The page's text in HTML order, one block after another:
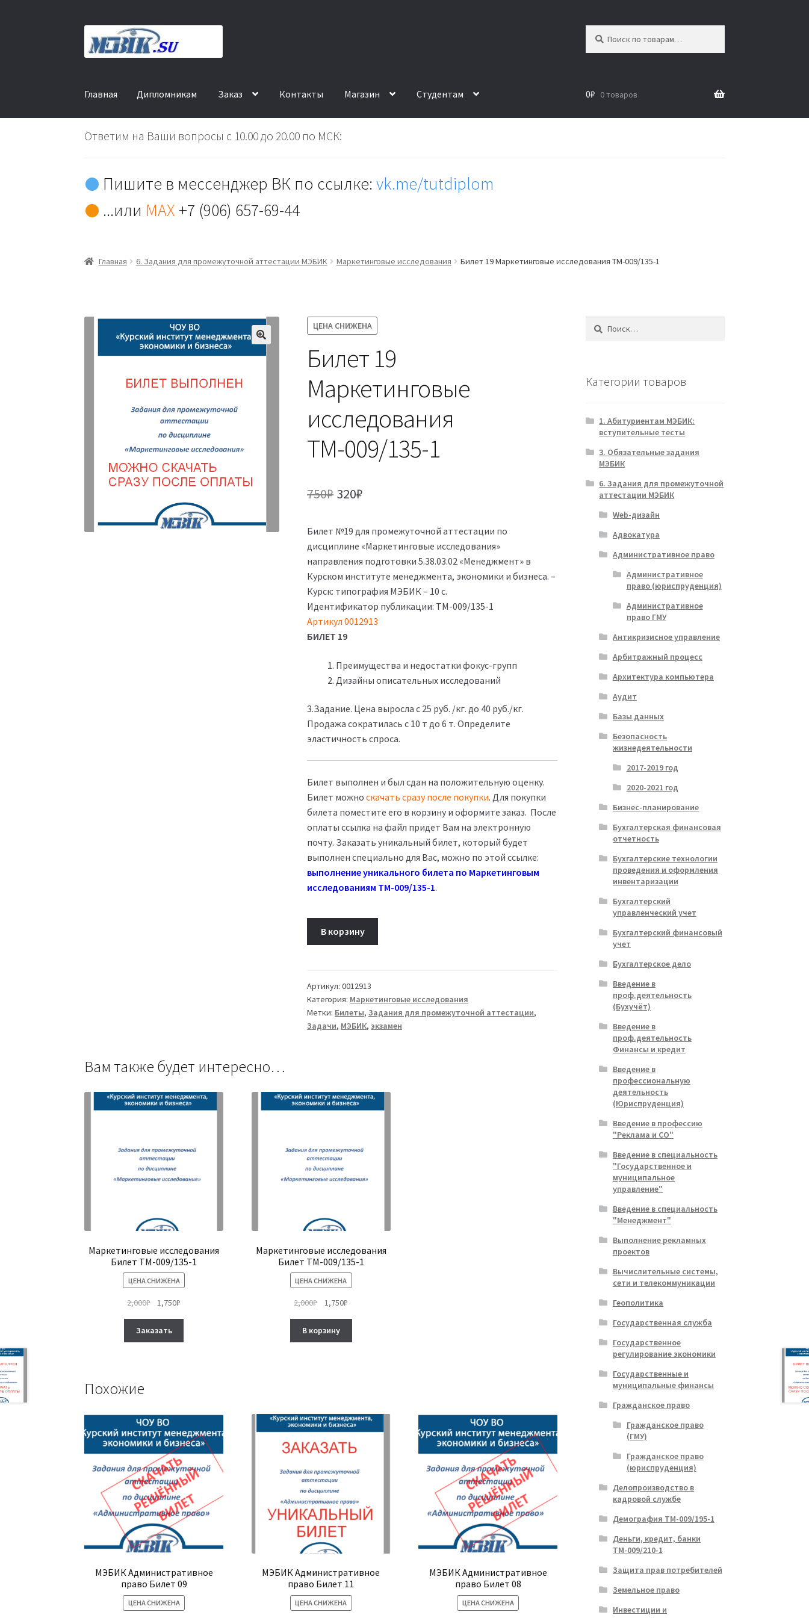
Перейти
навигации
Перейти
содержимому
Главная Дипломникам Заказ Контакты Магазин Студентам 0₽ 0 товаров
Ответим на Ваши вопросы с 10.00 до 20.00 по МСК:
Пишите в мессенджер ВК по ссылке:vk.me/tutdiplom
...или MAX +7 (906) 657-69-44
Главная 6. Задания для промежуточной аттестации МЭБИК Маркетинговые исследования Билет 19 Маркетинговые исследования ТМ-009/135-1
ЦЕНА СНИЖЕНА
Билет 19
Маркетинговые
исследования
ТМ-009/135-1
750₽ Первоначальная
составляла
750₽.
320₽
320₽.
Билет №19 для промежуточной аттестации по
дисциплине «Маркетинговые исследования»
направления подготовки 5.38.03.02 «Менеджмент» в
Курском институте менеджмента, экономики и бизнеса. –
Курск: типография МЭБИК – 10 с.
Идентификатор публикации: ТМ-009/135-1
Артикул 0012913
БИЛЕТ 19
Преимущества и недостатки фокус-групп
Дизайны описательных исследований
3.Задание. Цена выросла с 25 руб. /кг. до 40 руб./кг.
Продажа сократилась с 10 т до 6 т. Определите
эластичность спроса.
Билет выполнен и был сдан на положительную оценку.
Билет можноскачать сразу после покупки. Для покупки
билета поместите его в корзину и оформите заказ. После
оплаты ссылка на файл придет Вам на электронную
почту. Заказать уникальный билет, который будет
выполнен специально для Вас, можно по этой ссылке:
выполнение уникального билета по Маркетинговым
исследованиям ТМ-009/135-1.
Маркетинговые
исследования
ТМ-009/135-
1
В корзину
Артикул:0012913
Категория: Маркетинговые исследования
Метки: Билеты,Задания для промежуточной аттестации,
Задачи, МЭБИК, экзамен
Вам также будет интересно…
Маркетинговые исследования
Билет ТМ-009/135-1
ЦЕНА СНИЖЕНА
2,000₽
Первоначальная
составляла
2,000₽.
1,750₽
Заказать
выбрать
на
странице
товара.
Маркетинговые исследования
Билет ТМ-009/135-1
ЦЕНА СНИЖЕНА
2,000₽
Первоначальная
составляла
2,000₽.
1,750₽
В корзину
Похожие
МЭБИК Административное
право Билет 09
ЦЕНА СНИЖЕНА
МЭБИК Административное
право Билет 11
ЦЕНА СНИЖЕНА
МЭБИК Административное
право Билет 08
ЦЕНА СНИЖЕНА
Найти:
Категории товаров
1. Абитуриентам МЭБИК:
вступительные тесты
3. Обязательные задания
МЭБИК
6. Задания для промежуточной
аттестации МЭБИК
Web-дизайн
Адвокатура
Административное право
Административное
право (юриспруденция)
Административное
право ГМУ
Антикризисное управление
Арбитражный процесс
Архитектура компьютера
Аудит
Базы данных
Безопасность
жизнедеятельности
2017-2019 год
2020-2021 год
Бизнес-планирование
Бухгалтерская финансовая
отчетность
Бухгалтерские технологии
проведения и оформления
инвентаризации
Бухгалтерский
управленческий учет
Бухгалтерский финансовый
учет
Бухгалтерское дело
Введение в
проф.деятельность
(Бухучёт)
Введение в
проф.деятельность
Финансы и кредит
Введение в
профессиональную
деятельность
(Юриспруденция)
Введение в профессию
"Реклама и СО"
Введение в специальность
"Государственное и
муниципальное
управление"
Введение в специальность
"Менеджмент"
Выполнение рекламных
проектов
Вычислительные системы,
сети и телекоммуникации
Геополитика
Государственная служба
Государственное
регулирование экономики
Государственные и
муниципальные финансы
Гражданское право
Гражданское право
(ГМУ)
Гражданское право
(юриспруденция)
Делопроизводство в
кадровой службе
Демография ТМ-009/195-1
Деньги, кредит, банки
ТМ-009/210-1
Защита прав потребителей
Земельное право
Инвестиции и